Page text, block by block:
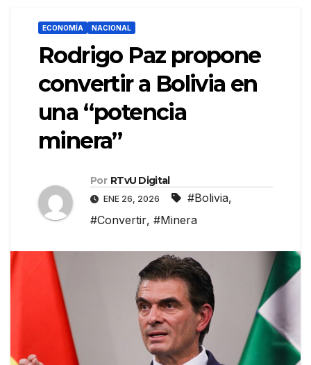
ECONOMÍA NACIONAL
Rodrigo Paz propone
convertir a Bolivia en
una “potencia
minera”
Por RTvU Digital
ENE 26, 2026 #Bolivia,
#Convertir, #Minera